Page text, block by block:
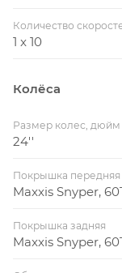
Количество
1 x 10
Колёса
Размер колес, дюйм
24''
Покрышка передняя
Maxxis Snyper,
Покрышка задняя
Maxxis Snyper,